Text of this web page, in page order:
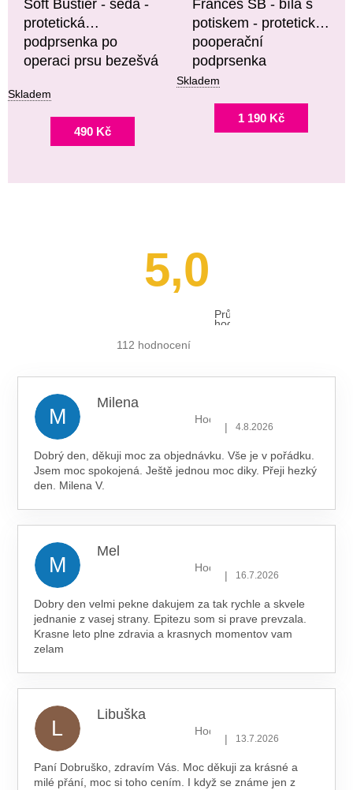
Soft Bustier - šedá -
protetická
podprsenka po
operaci prsu bezešvá
Skladem
490 Kč
Frances SB - bílá s
potiskem - protetická
pooperační
podprsenka
Skladem
1 190 Kč
5,0
Průměrné
hodnocení
112 hodnocení
M
Milena
Hodnocení obchodu je 5 z 5
| 4.8.2026
Dobrý den, děkuji moc za objednávku. Vše je v pořádku.
Jsem moc spokojená. Ještě jednou moc diky. Přeji hezký
den. Milena V.
M
Mel
Hodnocení obchodu je 5 z 5
| 16.7.2026
Dobry den velmi pekne dakujem za tak rychle a skvele
jednanie z vasej strany. Epitezu som si prave prevzala.
Krasne leto plne zdravia a krasnych momentov vam
zelam
L
Libuška
Hodnocení obchodu je 5 z 5
| 13.7.2026
Paní Dobruško, zdravím Vás. Moc děkuji za krásné a
milé přání, moc si toho cením. I když se známe jen z